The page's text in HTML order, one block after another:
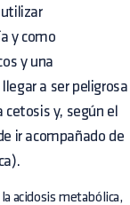
y como
y una
a ser peligrosa
y, según el
ir acompañado de
acidosis metabólica,